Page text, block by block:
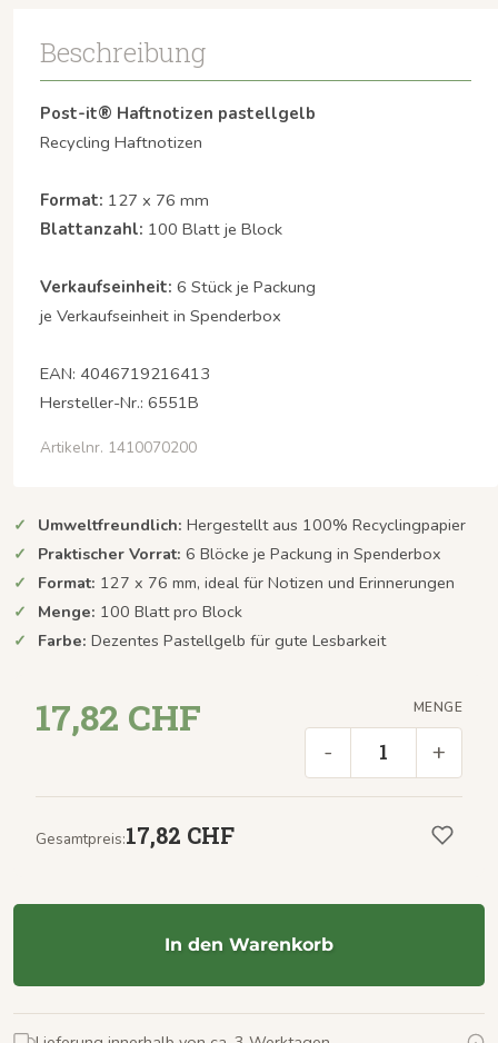
Beschreibung
Post-it® Haftnotizen pastellgelb
Recycling Haftnotizen
Format: 127 x 76 mm
Blattanzahl: 100 Blatt je Block
Verkaufseinheit: 6 Stück je Packung
je Verkaufseinheit in Spenderbox
EAN: 4046719216413
Hersteller-Nr.: 6551B
Artikelnr. 1410070200
Umweltfreundlich: Hergestellt aus 100% Recyclingpapier
Praktischer Vorrat: 6 Blöcke je Packung in Spenderbox
Format: 127 x 76 mm, ideal für Notizen und Erinnerungen
Menge: 100 Blatt pro Block
Farbe: Dezentes Pastellgelb für gute Lesbarkeit
17,82 CHF MENGE
- +
Gesamtpreis:17,82 CHF
In den Warenkorb